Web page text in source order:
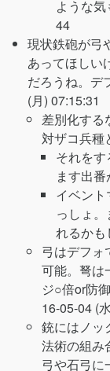
ような
44
現状鉄砲が弓
あってほしい
だろうね。デ
(月) 07:15:31
差別化する
対ザコ兵種
それを
ます出
イベン
っしょ
れるかも
弓はデフォ
可能。弩は
ジ○倍or防
16-05-04 (
銃にはノッ
法術の組み
弓や石弓に